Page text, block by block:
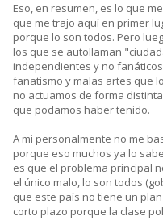
Eso, en resumen, es lo que
que me trajo aquí en primer
porque lo son todos. Pero
los que se autollaman
independientes y no
fanatismo y malas artes que
no actuamos de forma
que podamos haber tenido.
A mi personalmente no me
porque eso muchos ya lo
es que el problema principal
el único malo, lo son todos
que este país no tiene un
corto plazo porque la clase